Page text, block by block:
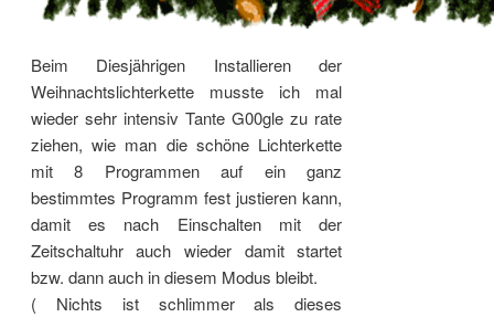
Beim Diesjährigen Installieren der
Weihnachtslichterkette musste ich mal
wieder sehr intensiv Tante G00gle zu rate
ziehen, wie man die schöne Lichterkette
mit 8 Programmen auf ein ganz
bestimmtes Programm fest justieren kann,
damit es nach Einschalten mit der
Zeitschaltuhr auch wieder damit startet
bzw. dann auch in diesem Modus bleibt.
( Nichts ist schlimmer als dieses